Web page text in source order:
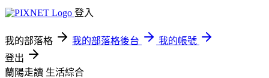
登入
我的部落格 我的部落格後台
我的帳號
登出
蘭陽走讀 生活綜合